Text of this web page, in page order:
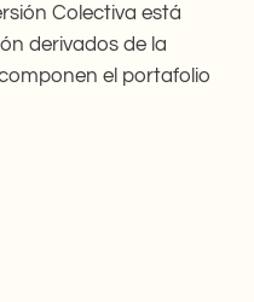
Colectiva está
derivados de la
el portafolio